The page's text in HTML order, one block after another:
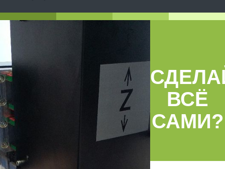
ВСЁ
САМИ?